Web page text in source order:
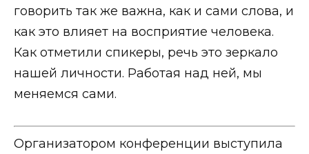
говорить так же важна, как и сами слова, и
как это влияет на восприятие человека.
Как отметили спикеры, речь это зеркало
нашей личности. Работая над ней, мы
меняемся сами.
Организатором конференции выступила